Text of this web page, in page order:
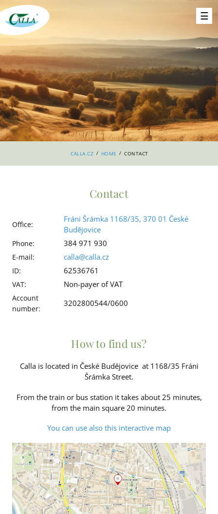
CALLA.CZ / HOME / CONTACT
Contact
Office:
Fráni Šrámka 1168/35, 370 01 České
Budějovice
Phone: 384 971 930
E-mail: calla@calla.cz
ID: 62536761
VAT: Non-payer of VAT
Account
number:
3202800544/0600
How to find us?
Calla is located in České Budějovice at 1168/35 Fráni
Šrámka Street.
From the train or bus station it takes about 25 minutes,
from the main square 20 minutes.
You can use also this interactive map